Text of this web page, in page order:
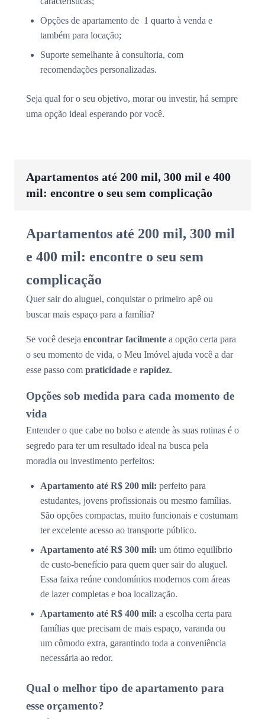
Opções de apartamento de 1 quarto à venda e
também para locação;
Suporte semelhante à consultoria, com
recomendações personalizadas.
Seja qual for o seu objetivo, morar ou investir, há sempre
uma opção ideal esperando por você.
Apartamentos até 200 mil, 300 mil e 400
mil: encontre o seu sem complicação
Apartamentos até 200 mil, 300 mil
e 400 mil: encontre o seu sem
complicação
Quer sair do aluguel, conquistar o primeiro apê ou
buscar mais espaço para a família?
Se você deseja encontrar facilmente a opção certa para
o seu momento de vida, o Meu Imóvel ajuda você a dar
esse passo com praticidade e rapidez.
Opções sob medida para cada momento de
vida
Entender o que cabe no bolso e atende às suas rotinas é o
segredo para ter um resultado ideal na busca pela
moradia ou investimento perfeitos:
Apartamento até R$ 200 mil: perfeito para
estudantes, jovens profissionais ou mesmo famílias.
São opções compactas, muito funcionais e costumam
ter excelente acesso ao transporte público.
Apartamento até R$ 300 mil: um ótimo equilíbrio
de custo-benefício para quem quer sair do aluguel.
Essa faixa reúne condomínios modernos com áreas
de lazer completas e boa localização.
Apartamento até R$ 400 mil: a escolha certa para
famílias que precisam de mais espaço, varanda ou
um cômodo extra, garantindo toda a conveniência
necessária ao redor.
Qual o melhor tipo de apartamento para
esse orçamento?